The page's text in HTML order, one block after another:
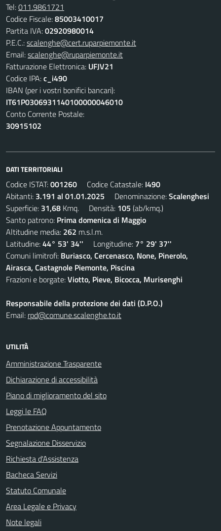
Tel:011.9861721
Codice Fiscale:85003410017
Partita IVA:02920980014
P.E.C.:scalenghe@cert.ruparpiemonte.it
Email:scalenghe@ruparpiemonte.it
Fatturazione Elettronica: UFJV21
Codice IPA:c_i490
IBAN (per i vostri bonifici bancari):
IT61P0306931140100000046010
Conto Corrente Postale:
30915102
DATI TERRITORIALI
Codice ISTAT:001260 Codice Catastale: I490
Abitanti: 3.191 al 01.01.2025 Denominazione:Scalenghesi
Superficie: 31,68 Kmq. Densità: 105 (ab/kmq.)
Santo patrono: Prima domenica di Maggio
Altitudine media: 262 m.s.l.m.
Latitudine:44° 53' 34'' Longitudine: 7° 29' 37''
Comuni limitrofi: Buriasco, Cercenasco, None, Pinerolo,
Airasca, Castagnole Piemonte, Piscina
Frazioni e borgate:Viotto, Pieve, Bicocca, Murisenghi
Responsabile della protezione dei dati (D.P.O.)
Email: rpd@comune.scalenghe.to.it
UTILITÀ
Amministrazione Trasparente
Dichiarazione di accessibilità
Piano di miglioramento del sito
Leggi le FAQ
Prenotazione Appuntamento
Segnalazione Disservizio
Richiesta d'Assistenza
Bacheca Servizi
Statuto Comunale
Area Legale e Privacy
Note legali